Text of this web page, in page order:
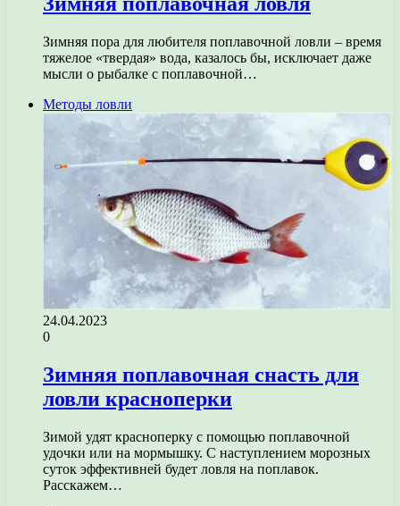
Зимняя пора для любителя поплавочной ловли – время
тяжелое «твердая» вода, казалось бы, исключает даже
мысли о рыбалке с поплавочной…
Методы ловли
24.04.2023
0
Зимняя поплавочная снасть для
ловли красноперки
Зимой удят красноперку с помощью поплавочной
удочки или на мормышку. С наступлением морозных
суток эффективней будет ловля на поплавок.
Расскажем…